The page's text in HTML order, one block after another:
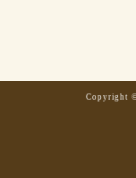
Copyright